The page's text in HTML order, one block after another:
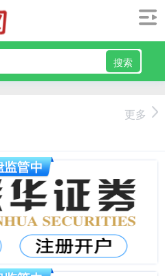
搜索
更多